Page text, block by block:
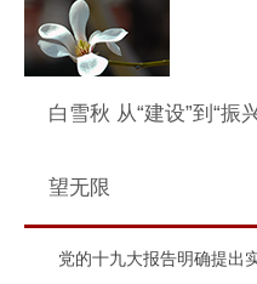
白雪秋 从“建设”到“振
望无限
党的十九大报告明确提出实